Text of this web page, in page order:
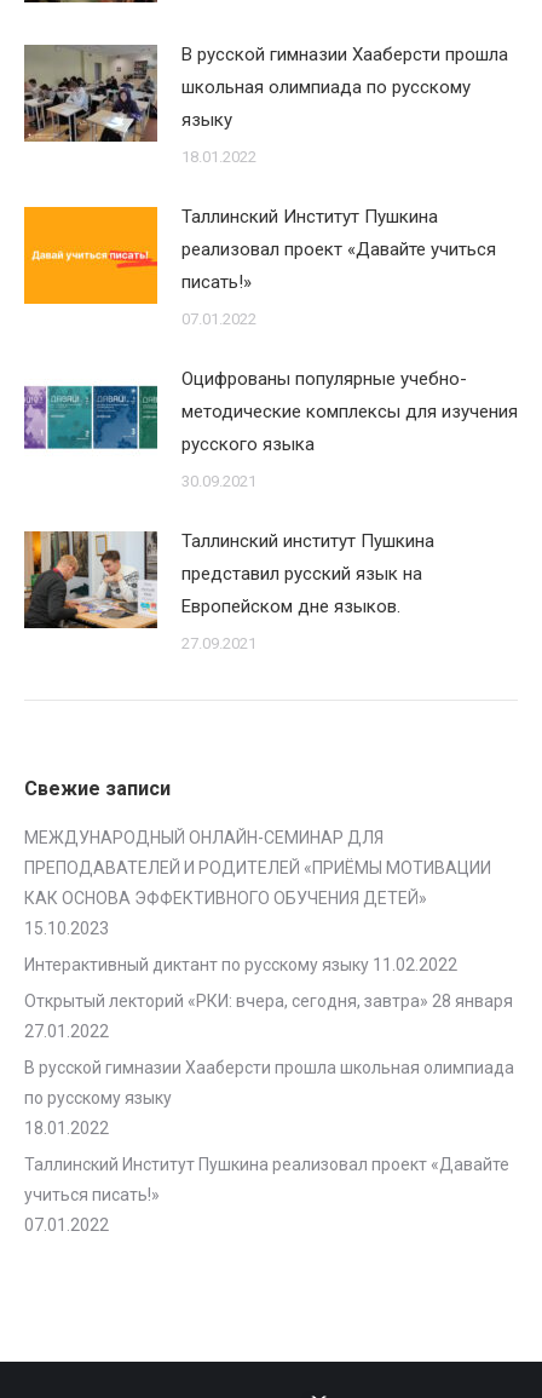
В русской гимназии Хааберсти прошла
школьная олимпиада по русскому
языку
18.01.2022
Таллинский Институт Пушкина
реализовал проект «Давайте учиться
писать!»
07.01.2022
Оцифрованы популярные учебно-
методические комплексы для изучения
русского языка
30.09.2021
Таллинский институт Пушкина
представил русский язык на
Европейском дне языков.
27.09.2021
Свежие записи
МЕЖДУНАРОДНЫЙ ОНЛАЙН-СЕМИНАР ДЛЯ
ПРЕПОДАВАТЕЛЕЙ И РОДИТЕЛЕЙ «ПРИЁМЫ МОТИВАЦИИ
КАК ОСНОВА ЭФФЕКТИВНОГО ОБУЧЕНИЯ ДЕТЕЙ»
15.10.2023
Интерактивный диктант по русскому языку 11.02.2022
Открытый лекторий «РКИ: вчера, сегодня, завтра» 28 января
27.01.2022
В русской гимназии Хааберсти прошла школьная олимпиада
по русскому языку
18.01.2022
Таллинский Институт Пушкина реализовал проект «Давайте
учиться писать!»
07.01.2022